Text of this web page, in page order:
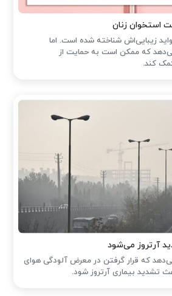
استخوان زنان
زیبایی‌اش شناخته شده است. اما
که ممکن است به حمایت از
کند.
آرتروز می‌شود
که قرار گرفتن در معرض آلودگی هوای
تشدید بیماری آرتروز شود.